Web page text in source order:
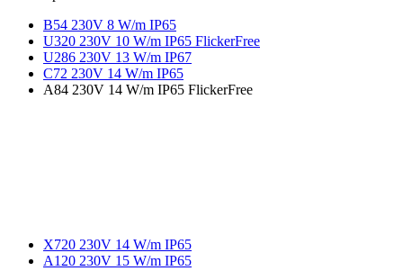
B54 230V 8 W/m IP65
U320 230V 10 W/m IP65 FlickerFree
U286 230V 13 W/m IP67
C72 230V 14 W/m IP65
A84 230V 14 W/m IP65 FlickerFree
X720 230V 14 W/m IP65
A120 230V 15 W/m IP65